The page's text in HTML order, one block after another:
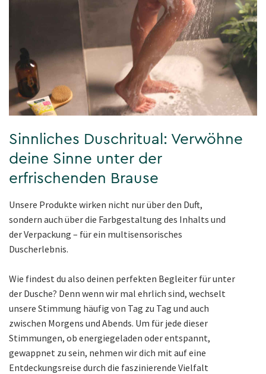
Sinnliches Duschritual: Verwöhne
deine Sinne unter der
erfrischenden Brause
Unsere Produkte wirken nicht nur über den Duft,
sondern auch über die Farbgestaltung des Inhalts und
der Verpackung – für ein multisensorisches
Duscherlebnis.
Wie findest du also deinen perfekten Begleiter für unter
der Dusche? Denn wenn wir mal ehrlich sind, wechselt
unsere Stimmung häufig von Tag zu Tag und auch
zwischen Morgens und Abends. Um für jede dieser
Stimmungen, ob energiegeladen oder entspannt,
gewappnet zu sein, nehmen wir dich mit auf eine
Entdeckungsreise durch die faszinierende Vielfalt